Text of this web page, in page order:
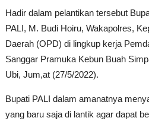
Hadir dalam pelantikan tersebut
PALI, M. Budi Hoiru, Wakapolres,
Daerah (OPD) di lingkup kerja
Sanggar Pramuka Kebun Buah
Ubi, Jum,at (27/5/2022).
Bupati PALI dalam amanatnya
yang baru saja di lantik agar dapat